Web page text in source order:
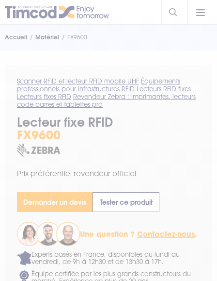
Accueil Matériel FX9600
Scanner RFID et lecteur RFID mobile UHF Équipements
professionnels pour infrastructures RFID Lecteurs RFID fixes
Lecteurs fixes RFID Revendeur Zebra : imprimantes, lecteurs
code barres et tablettes pro
Lecteur fixe RFID
FX9600
Prix préférentiel revendeur officiel
Demander un devis Tester ce produit
Une question ? Contactez-nous.
Experts basés en France, disponibles du lundi au
vendredi, de 9h à 12h30 et de 13h30 à 17h.
Équipe certifiée par les plus grands constructeurs du